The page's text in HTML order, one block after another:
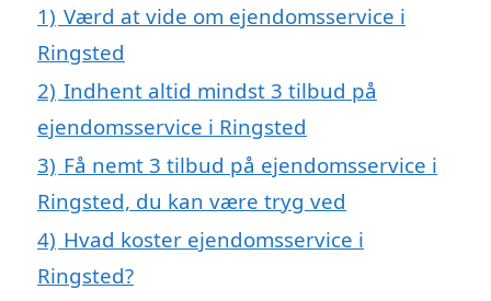
1) Værd at vide om ejendomsservice i
Ringsted
2) Indhent altid mindst 3 tilbud på
ejendomsservice i Ringsted
3) Få nemt 3 tilbud på ejendomsservice i
Ringsted, du kan være tryg ved
4) Hvad koster ejendomsservice i
Ringsted?